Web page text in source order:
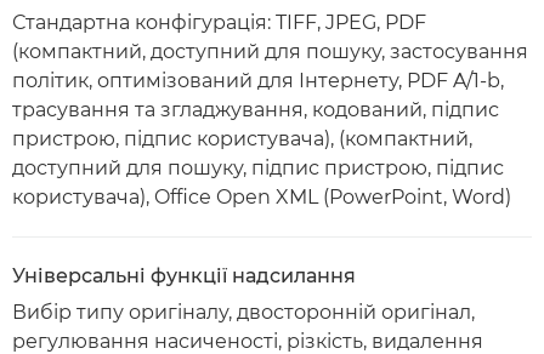
Стандартна конфігурація: TIFF, JPEG, PDF
(компактний, доступний для пошуку, застосування
політик, оптимізований для Інтернету, PDF A/1-b,
трасування та згладжування, кодований, підпис
пристрою, підпис користувача), (компактний,
доступний для пошуку, підпис пристрою, підпис
користувача), Office Open XML (PowerPoint, Word)
Універсальні функції надсилання
Вибір типу оригіналу, двосторонній оригінал,
регулювання насиченості, різкість, видалення